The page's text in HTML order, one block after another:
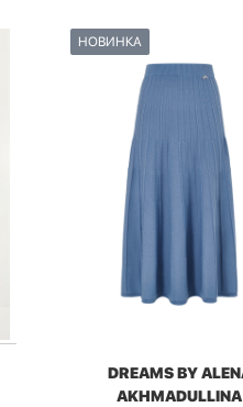
НОВИНКА
DREAMS BY
AKHMADULLINA